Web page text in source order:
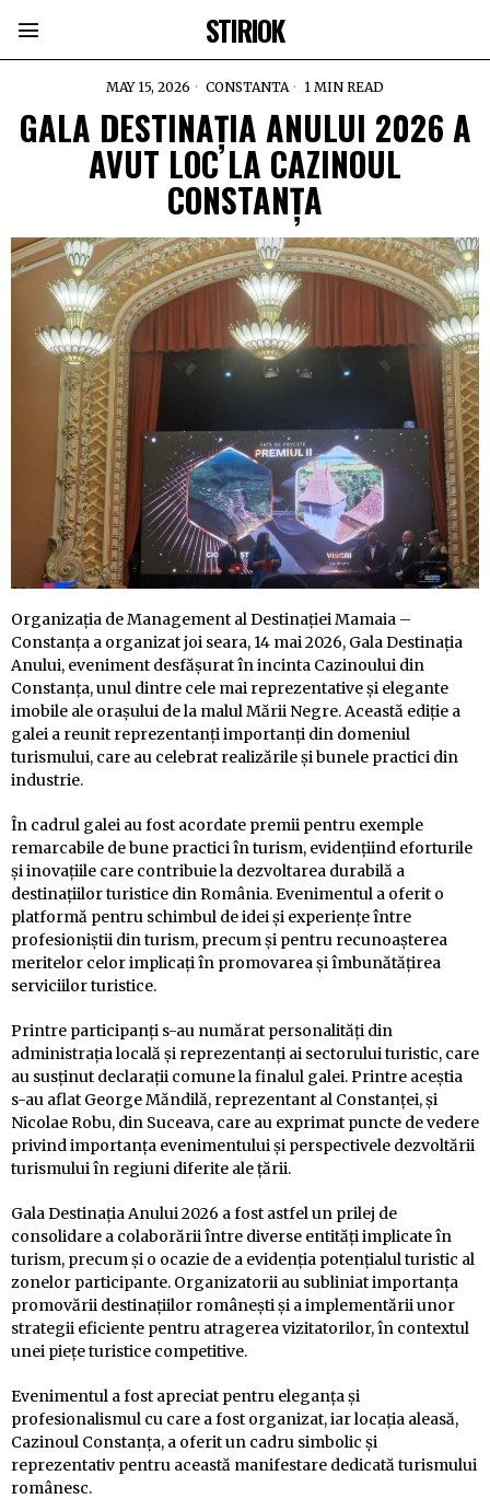
STIRIOK
MAY 15, 2026 CONSTANTA 1 MIN READ
GALA DESTINAȚIA ANULUI 2026 A
AVUT LOC LA CAZINOUL
CONSTANȚA
Organizația de Management al Destinației Mamaia –
Constanța a organizat joi seara, 14 mai 2026, Gala Destinația
Anului, eveniment desfășurat în incinta Cazinoului din
Constanța, unul dintre cele mai reprezentative și elegante
imobile ale orașului de la malul Mării Negre. Această ediție a
galei a reunit reprezentanți importanți din domeniul
turismului, care au celebrat realizările și bunele practici din
industrie.
În cadrul galei au fost acordate premii pentru exemple
remarcabile de bune practici în turism, evidențiind eforturile
și inovațiile care contribuie la dezvoltarea durabilă a
destinațiilor turistice din România. Evenimentul a oferit o
platformă pentru schimbul de idei și experiențe între
profesioniștii din turism, precum și pentru recunoașterea
meritelor celor implicați în promovarea și îmbunătățirea
serviciilor turistice.
Printre participanți s-au numărat personalități din
administrația locală și reprezentanți ai sectorului turistic, care
au susținut declarații comune la finalul galei. Printre aceștia
s-au aflat George Măndilă, reprezentant al Constanței, și
Nicolae Robu, din Suceava, care au exprimat puncte de vedere
privind importanța evenimentului și perspectivele dezvoltării
turismului în regiuni diferite ale țării.
Gala Destinația Anului 2026 a fost astfel un prilej de
consolidare a colaborării între diverse entități implicate în
turism, precum și o ocazie de a evidenția potențialul turistic al
zonelor participante. Organizatorii au subliniat importanța
promovării destinațiilor românești și a implementării unor
strategii eficiente pentru atragerea vizitatorilor, în contextul
unei piețe turistice competitive.
Evenimentul a fost apreciat pentru eleganța și
profesionalismul cu care a fost organizat, iar locația aleasă,
Cazinoul Constanța, a oferit un cadru simbolic și
reprezentativ pentru această manifestare dedicată turismului
românesc.